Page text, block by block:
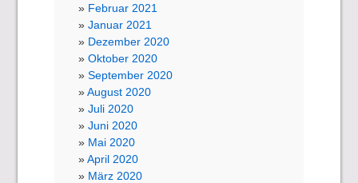
Februar 2021
Januar 2021
Dezember 2020
Oktober 2020
September 2020
August 2020
Juli 2020
Juni 2020
Mai 2020
April 2020
März 2020